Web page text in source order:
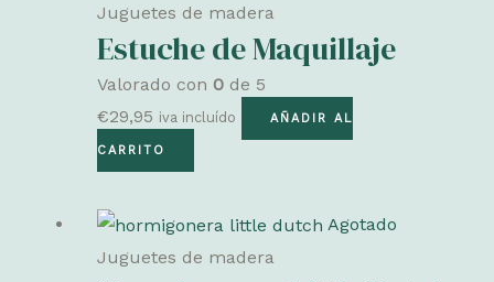
Juguetes de madera
Estuche de Maquillaje
Valorado con 0 de 5
€29,95 iva incluído AÑADIR AL
CARRITO
Agotado
Juguetes de madera